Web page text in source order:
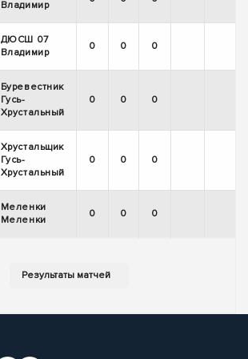
Владимир
ДЮСШ 07
Владимир
0 0 0
Буревестник
Гусь-
Хрустальный
0 0 0
Хрустальщик
Гусь-
Хрустальный
0 0 0
Меленки
Меленки
0 0 0